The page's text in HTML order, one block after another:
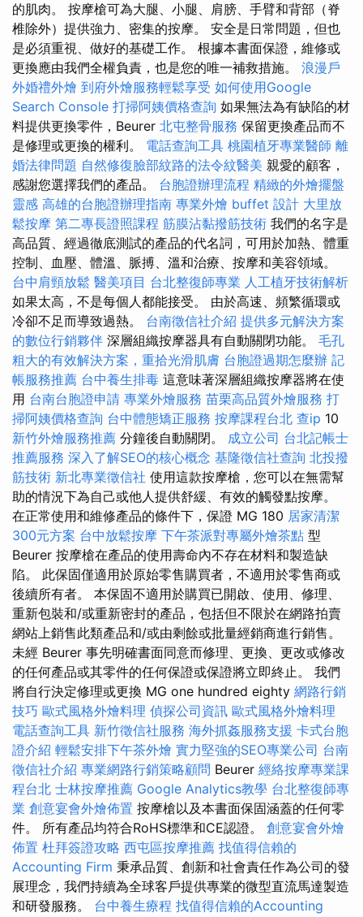
的肌肉。 按摩槍可為大腿、小腿、肩膀、手臂和背部（脊
椎除外）提供強力、密集的按摩。 安全是日常問題，但也
是必須重視、做好的基礎工作。 根據本書面保證，維修或
更換應由我們全權負責，也是您的唯一補救措施。 浪漫戶
外婚禮外燴 到府外燴服務輕鬆享受 如何使用Google
Search Console 打掃阿姨價格查詢 如果無法為有缺陷的材
料提供更換零件，Beurer 北屯整骨服務 保留更換產品而不
是修理或更換的權利。 電話查詢工具 桃園植牙專業醫師 離
婚法律問題 自然修復臉部紋路的法令紋醫美 親愛的顧客，
感謝您選擇我們的產品。 台胞證辦理流程 精緻的外燴擺盤
靈感 高雄的台胞證辦理指南 專業外燴 buffet 設計 大里放
鬆按摩 第二專長證照課程 筋膜沾黏撥筋技術 我們的名字是
高品質、經過徹底測試的產品的代名詞，可用於加熱、體重
控制、血壓、體溫、脈搏、溫和治療、按摩和美容領域。
台中肩頸放鬆 醫美項目 台北整復師專業 人工植牙技術解析
如果太高，不是每個人都能接受。 由於高速、頻繁循環或
冷卻不足而導致過熱。 台南徵信社介紹 提供多元解決方案
的數位行銷夥伴 深層組織按摩器具有自動關閉功能。 毛孔
粗大的有效解決方案，重拾光滑肌膚 台胞證過期怎麼辦 記
帳服務推薦 台中養生排毒 這意味著深層組織按摩器將在使
用 台南台胞證申請 專業外燴服務 苗栗高品質外燴服務 打
掃阿姨價格查詢 台中體態矯正服務 按摩課程台北 查ip 10
新竹外燴服務推薦 分鐘後自動關閉。 成立公司 台北記帳士
推薦服務 深入了解SEO的核心概念 基隆徵信社查詢 北投撥
筋技術 新北專業徵信社 使用這款按摩槍，您可以在無需幫
助的情況下為自己或他人提供舒緩、有效的觸發點按摩。
在正常使用和維修產品的條件下，保證 MG 180 居家清潔
300元方案 台中放鬆按摩 下午茶派對專屬外燴茶點 型
Beurer 按摩槍在產品的使用壽命內不存在材料和製造缺
陷。 此保固僅適用於原始零售購買者，不適用於零售商或
後續所有者。 本保固不適用於購買已開啟、使用、修理、
重新包裝和/或重新密封的產品，包括但不限於在網路拍賣
網站上銷售此類產品和/或由剩餘或批量經銷商進行銷售。
未經 Beurer 事先明確書面同意而修理、更換、更改或修改
的任何產品或其零件的任何保證或保證將立即終止。 我們
將自行決定修理或更換 MG one hundred eighty 網路行銷
技巧 歐式風格外燴料理 偵探公司資訊 歐式風格外燴料理
電話查詢工具 新竹徵信社服務 海外抓姦服務支援 卡式台胞
證介紹 輕鬆安排下午茶外燴 實力堅強的SEO專業公司 台南
徵信社介紹 專業網路行銷策略顧問 Beurer 經絡按摩專業課
程台北 士林按摩推薦 Google Analytics教學 台北整復師專
業 創意宴會外燴佈置 按摩槍以及本書面保固涵蓋的任何零
件。 所有產品均符合RoHS標準和CE認證。 創意宴會外燴
佈置 杜拜簽證攻略 西屯區按摩推薦 找值得信賴的
Accounting Firm 秉承品質、創新和社會責任作為公司的發
展理念，我們持續為全球客戶提供專業的微型直流馬達製造
和研發服務。 台中養生療程 找值得信賴的Accounting